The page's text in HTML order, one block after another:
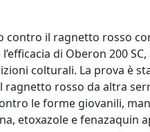
contro il ragnetto rosso
di Oberon 200
colturali. La prova è
rosso da altra
le forme giovanili,
etoxazole e fenazaquin